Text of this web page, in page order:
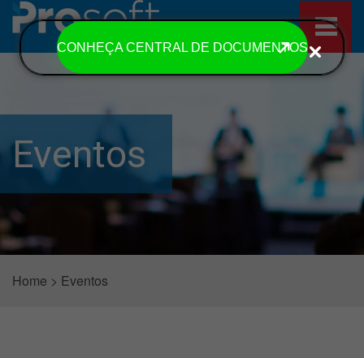
CONHEÇA CENTRAL DE DOCUMENTOS
Eventos
Home > Eventos